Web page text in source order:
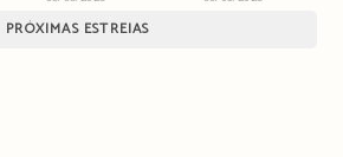
PRÓXIMAS ESTREIAS